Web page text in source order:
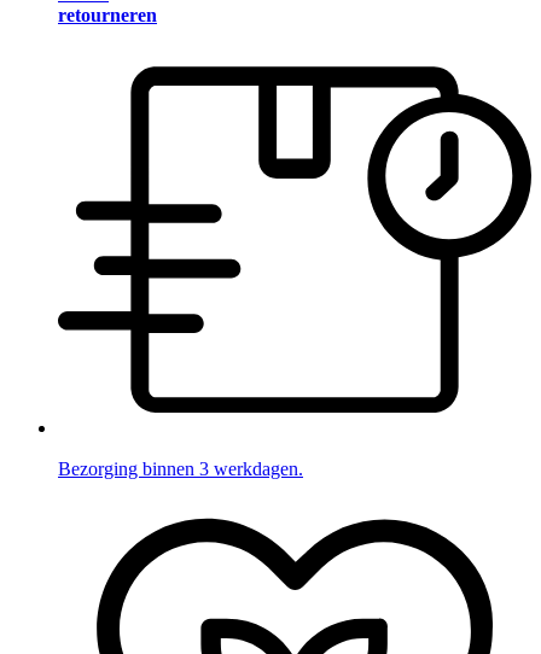
retourneren
Bezorging binnen 3 werkdagen.